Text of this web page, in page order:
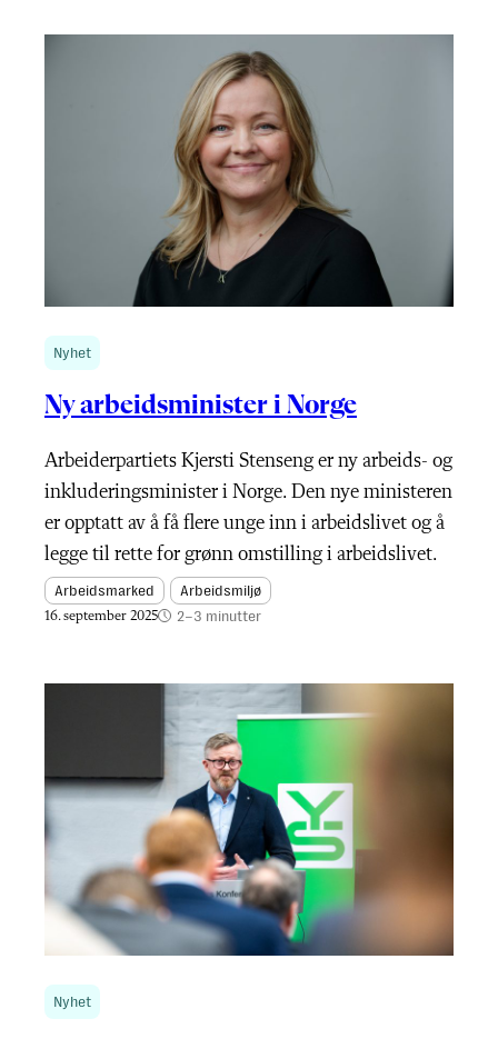
Nyhet
Ny arbeidsminister i Norge
Arbeiderpartiets Kjersti Stenseng er ny arbeids- og
inkluderingsminister i Norge. Den nye ministeren
er opptatt av å få flere unge inn i arbeidslivet og å
legge til rette for grønn omstilling i arbeidslivet.
Arbeidsmarked Arbeidsmiljø
16. september 2025 2–3 minutter
Nyhet